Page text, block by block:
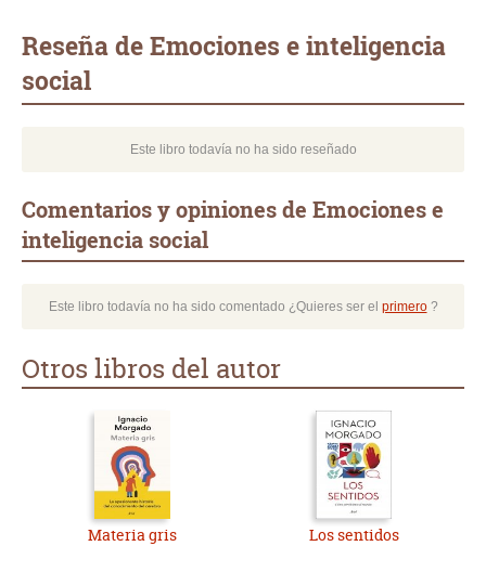
Reseña de Emociones e inteligencia
social
Este libro todavía no ha sido reseñado
Comentarios y opiniones de Emociones e
inteligencia social
Este libro todavía no ha sido comentado ¿Quieres ser el primero?
Otros libros del autor
Materia gris Los sentidos